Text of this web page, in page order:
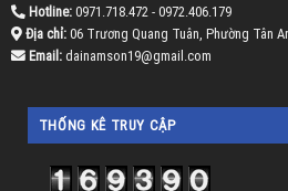
Hotline:0971.718.472 - 0972.406.179
Địa chỉ:06 Trương Quang Tuân, Phường Tân
Email:dainamson19@gmail.com
THỐNG KÊ TRUY CẬP